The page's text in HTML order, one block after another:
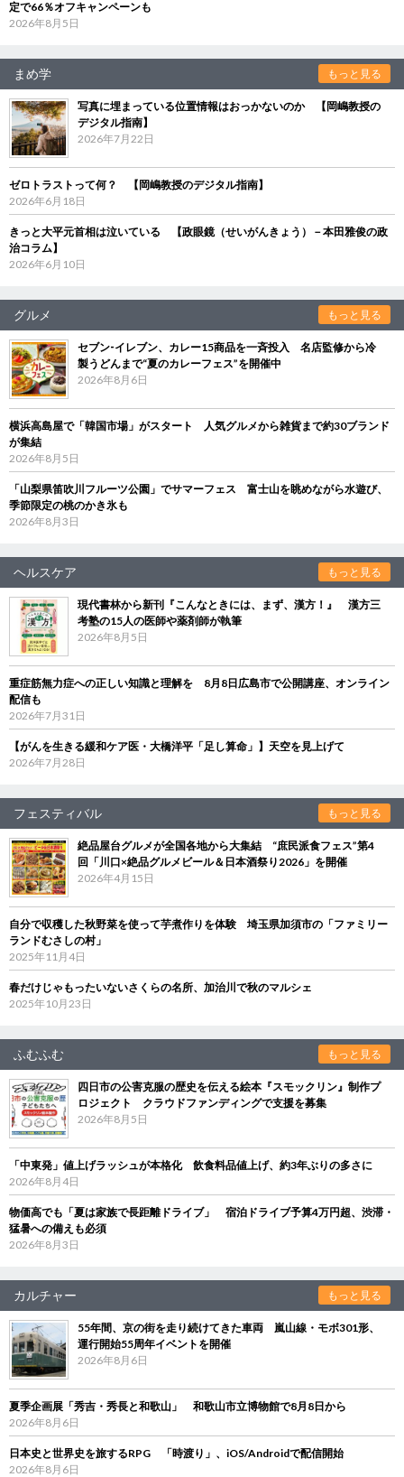
定で66％オフキャンペーンも
2026年8月5日
まめ学 もっと見る
写真に埋まっている位置情報はおっかないのか 【岡嶋教授の
デジタル指南】
2026年7月22日
ゼロトラストって何？ 【岡嶋教授のデジタル指南】
2026年6月18日
きっと大平元首相は泣いている 【政眼鏡（せいがんきょう）－本田雅俊の政
治コラム】
2026年6月10日
グルメ もっと見る
セブン‐イレブン、カレー15商品を一斉投入 名店監修から冷
製うどんまで“夏のカレーフェス”を開催中
2026年8月6日
横浜高島屋で「韓国市場」がスタート 人気グルメから雑貨まで約30ブランド
が集結
2026年8月5日
「山梨県笛吹川フルーツ公園」でサマーフェス 富士山を眺めながら水遊び、
季節限定の桃のかき氷も
2026年8月3日
ヘルスケア もっと見る
現代書林から新刊『こんなときには、まず、漢方！』 漢方三
考塾の15人の医師や薬剤師が執筆
2026年8月5日
重症筋無力症への正しい知識と理解を 8月8日広島市で公開講座、オンライン
配信も
2026年7月31日
【がんを生きる緩和ケア医・大橋洋平「足し算命」】天空を見上げて
2026年7月28日
フェスティバル もっと見る
絶品屋台グルメが全国各地から大集結 “庶民派食フェス”第4
回「川口×絶品グルメビール＆日本酒祭り2026」を開催
2026年4月15日
自分で収穫した秋野菜を使って芋煮作りを体験 埼玉県加須市の「ファミリー
ランドむさしの村」
2025年11月4日
春だけじゃもったいないさくらの名所、加治川で秋のマルシェ
2025年10月23日
ふむふむ もっと見る
四日市の公害克服の歴史を伝える絵本『スモックリン』制作プ
ロジェクト クラウドファンディングで支援を募集
2026年8月5日
「中東発」値上げラッシュが本格化 飲食料品値上げ、約3年ぶりの多さに
2026年8月4日
物価高でも「夏は家族で長距離ドライブ」 宿泊ドライブ予算4万円超、渋滞・
猛暑への備えも必須
2026年8月3日
カルチャー もっと見る
55年間、京の街を走り続けてきた車両 嵐山線・モボ301形、
運行開始55周年イベントを開催
2026年8月6日
夏季企画展「秀吉・秀長と和歌山」 和歌山市立博物館で8月8日から
2026年8月6日
日本史と世界史を旅するRPG 「時渡り」、iOS/Androidで配信開始
2026年8月6日